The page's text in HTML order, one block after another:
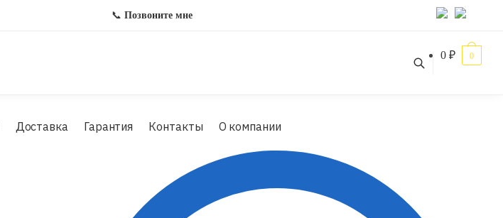
📞Позвоните мне
Доставка Гарантия Контакты О компании
0₽ 0